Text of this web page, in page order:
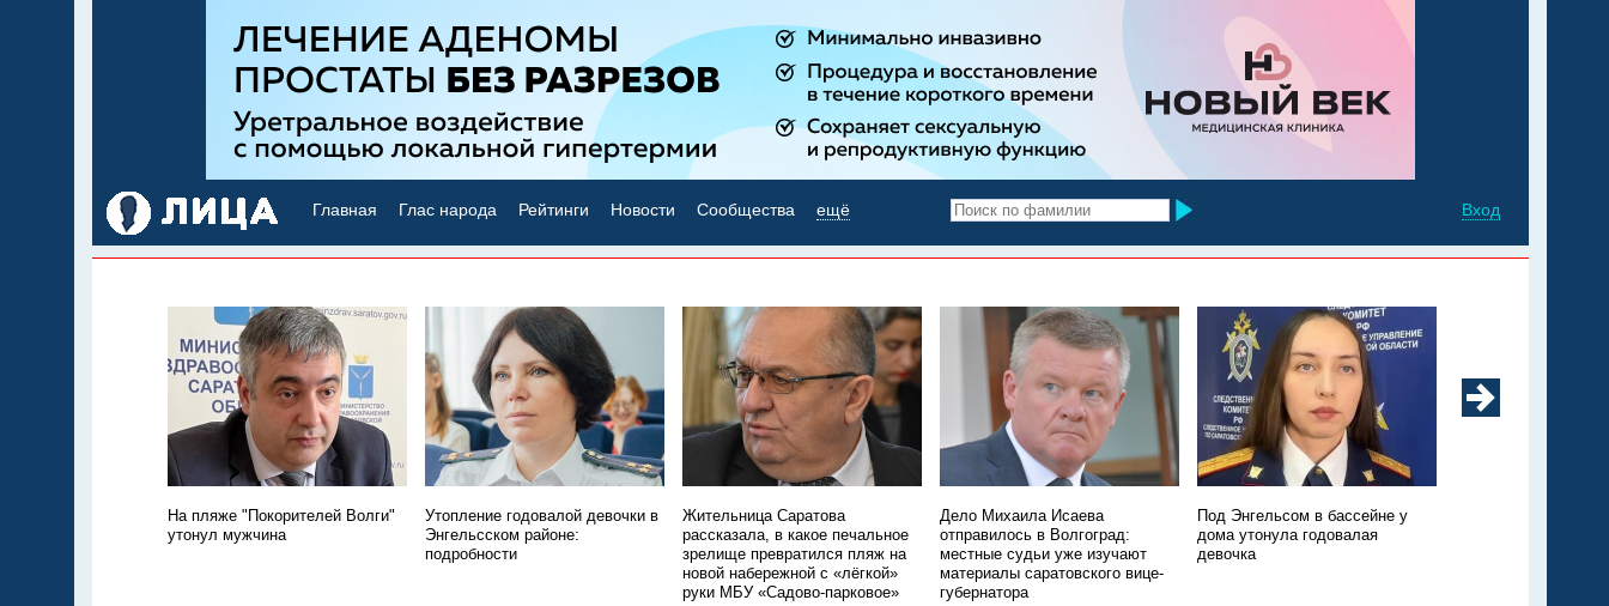
Вход
Главная Глас народа Рейтинги Новости Сообщества ещё
На пляже "Покорителей Волги"
утонул мужчина
Утопление годовалой девочки в
Энгельсском районе:
подробности
Жительница Саратова
рассказала, в какое печальное
зрелище превратился пляж на
новой набережной с «лёгкой»
руки МБУ «Садово-парковое»
Дело Михаила Исаева
отправилось в Волгоград:
местные судьи уже изучают
материалы саратовского вице-
губернатора
Под Энгельсом в бассейне у
дома утонула годовалая
девочка